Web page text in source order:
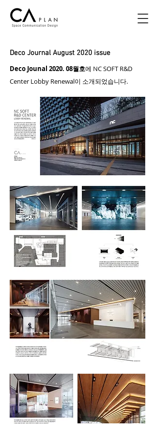
Deco Journal August 2020 issue
Deco Jounal 2020. 08월호에 NC SOFT R&D
Center Lobby Renewal이 소개되었습니다.